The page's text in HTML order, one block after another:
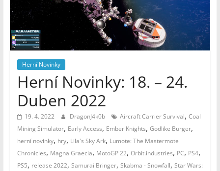
Geek
Noviny
Herní Novinky
Herní Novinky: 18. – 24.
Duben 2022
19. 4. 2022 DragonJ4k0b Aircraft Carrier Survival, Coal
Mining Simulator, Early Access, Ember Knights, Godlike Burger,
herní novinky, hry, Lila's Sky Ark, Lumote: The Mastermote
Chronicles, Magna Graecia, MotoGP 22, Orbit.industries, PC, PS4,
PS5, release 2022, Samurai Bringer, Skabma - Snowfall, Star Wars: